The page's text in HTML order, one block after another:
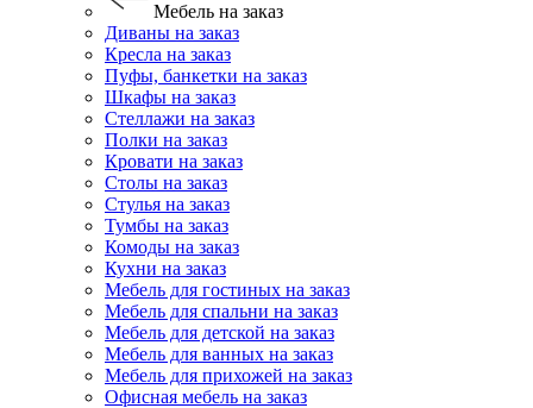
Мебель на заказ
Диваны на заказ
Кресла на заказ
Пуфы, банкетки на заказ
Шкафы на заказ
Стеллажи на заказ
Полки на заказ
Кровати на заказ
Столы на заказ
Стулья на заказ
Тумбы на заказ
Комоды на заказ
Кухни на заказ
Мебель для гостиных на заказ
Мебель для спальни на заказ
Мебель для детской на заказ
Мебель для ванных на заказ
Мебель для прихожей на заказ
Офисная мебель на заказ